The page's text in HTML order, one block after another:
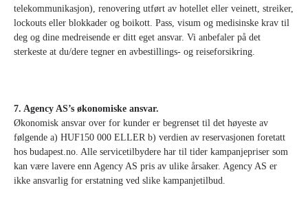
telekommunikasjon), renovering utført av hotellet eller veinett, streiker,
lockouts eller blokkader og boikott. Pass, visum og medisinske krav til
deg og dine medreisende er ditt eget ansvar. Vi anbefaler på det
sterkeste at du/dere tegner en avbestillings- og reiseforsikring.
7. Agency AS’s økonomiske ansvar.
Økonomisk ansvar over for kunder er begrenset til det høyeste av
følgende a) HUF150 000 ELLER b) verdien av reservasjonen foretatt
hos budapest.no. Alle servicetilbydere har til tider kampanjepriser som
kan være lavere enn Agency AS pris av ulike årsaker. Agency AS er
ikke ansvarlig for erstatning ved slike kampanjetilbud.